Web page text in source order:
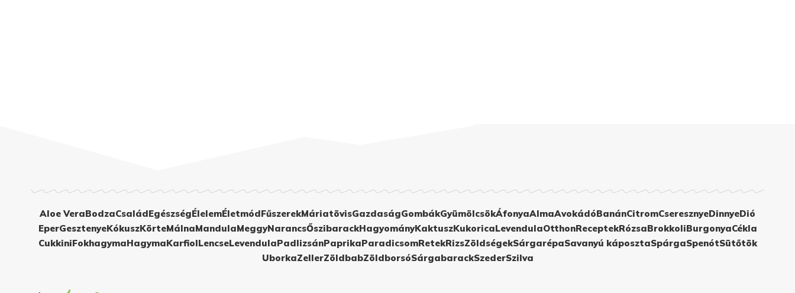
Aloe VeraBodzaCsaládEgészségÉlelemÉletmódFűszerekMáriatövisGazdaságGombákGyümölcsökÁfonyaAlmaAvokádóBanánCitromCseresznyeDinnyeDió
EperGesztenyeKókuszKörteMálnaMandulaMeggyNarancsŐszibarackHagyományKaktuszKukoricaLevendulaOtthonReceptekRózsaBrokkoliBurgonyaCékla
CukkiniFokhagymaHagymaKarfiolLencseLevendulaPadlizsánPaprikaParadicsomRetekRizsZöldségekSárgarépaSavanyú káposztaSpárgaSpenótSütőtök
UborkaZellerZöldbabZöldborsóSárgabarackSzederSzilva